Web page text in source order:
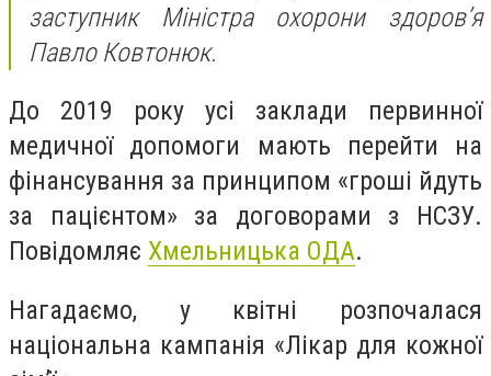
заступник Міністра охорони здоров’я
Павло Ковтонюк.
До 2019 року усі заклади первинної
медичної допомоги мають перейти на
фінансування за принципом «гроші йдуть
за пацієнтом» за договорами з НСЗУ.
Повідомляє Хмельницька ОДА.
Нагадаємо, у квітні розпочалася
національна кампанія «Лікар для кожної